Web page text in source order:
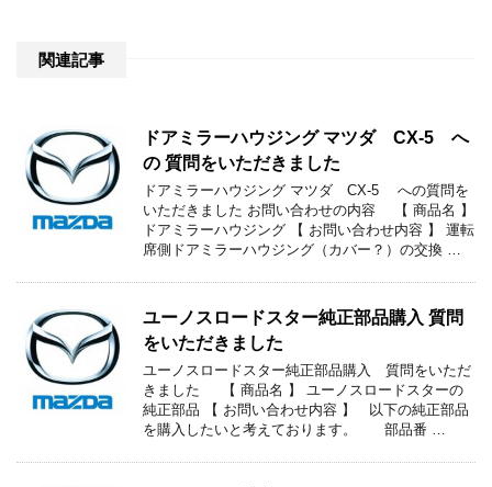
関連記事
ドアミラーハウジング マツダ CX-5 へ
の 質問をいただきました
ドアミラーハウジング マツダ CX-5 への質問を
いただきました お問い合わせの内容 【 商品名 】
ドアミラーハウジング 【 お問い合わせ内容 】 運転
席側ドアミラーハウジング（カバー？）の交換 …
ユーノスロードスター純正部品購入 質問
をいただきました
ユーノスロードスター純正部品購入 質問をいただ
きました 【 商品名 】 ユーノスロードスターの
純正部品 【 お問い合わせ内容 】 以下の純正部品
を購入したいと考えております。 部品番 …